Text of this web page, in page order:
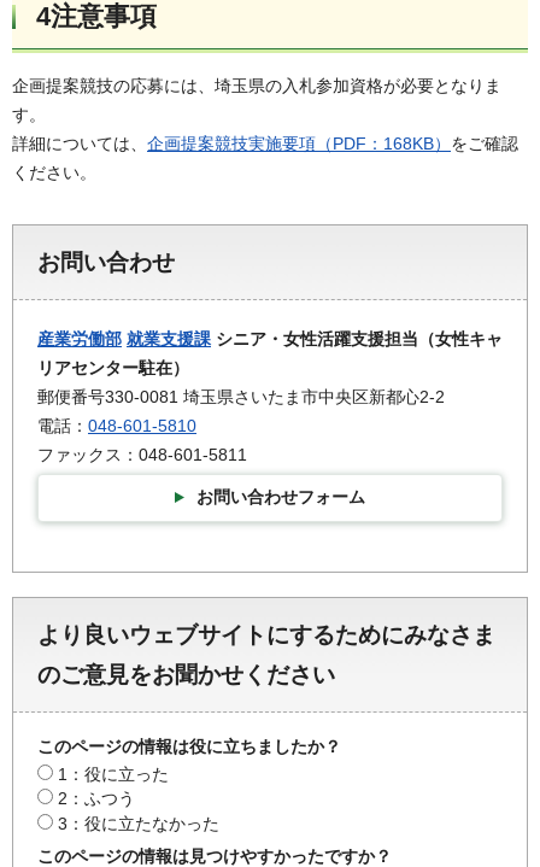
4注意事項
企画提案競技の応募には、埼玉県の入札参加資格が必要となりま
す。
詳細については、 企画提案競技実施要項（PDF：168KB） をご確認
ください。
お問い合わせ
産業労働部 就業支援課 シニア・女性活躍支援担当（女性キャ
リアセンター駐在）
郵便番号330-0081 埼玉県さいたま市中央区新都心2-2
電話： 048-601-5810
ファックス：048-601-5811
お問い合わせフォーム
より良いウェブサイトにするためにみなさま
のご意見をお聞かせください
このページの情報は役に立ちましたか？
1：役に立った
2：ふつう
3：役に立たなかった
このページの情報は見つけやすかったですか？